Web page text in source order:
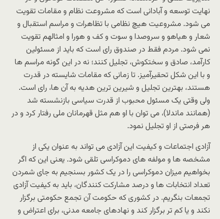
نهایت توسعه و آبادانی است که مشروعت نظام و مقامات تقویت
می شود. مشروعیت هیچ نظامی با تظاهرات و مراسم استقبال و
شعار و هیاهو و سروصدا و سوت و کف و هورا و امثالهم تقویت
نمی شود. مردم فقط در صندوق رای است که باید از مسئولین
کارآمد، صادق و سختکوش، تجلیل کنند؛ نه در این گونه مراسم ها
و با این شکل تحقیرآمیز. تا زمانی که مقامات شایسته در قدرت
هستند، بهترین تجلیل و شیرین ترین هدیه به آن ها، رای است.
ولی وقتی یک مسئول محبوب از قدرت سیاسی بازنشسته شد
(همانند ماندلا)، می توان با او هم مثل قهرمانان ملی رفتار کرد و در
هر فرصتی از او تجلیل نمود.
آزادی اجتماعات و کیفیت این آزادی می تواند به عنوان یکی از
مشخصه ها و مولفه های دموکراسی تلقی شود. یعنی این که اگر
بخواهیم میزان دموکراسی را در یک کشور بسنجیم به جای شمردن
تعداد انتخابات ها و درصد مشارکت کنندگان، باید به کیفیت آزادی
تجمعات بنگریم. در کشوری که حکومت آن تجمع حکومتی برگزار
نکند و یا کم تر برگزار کند و نهادهای جامعه مدنی، برای اعتراض و